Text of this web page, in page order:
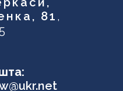
81 ,